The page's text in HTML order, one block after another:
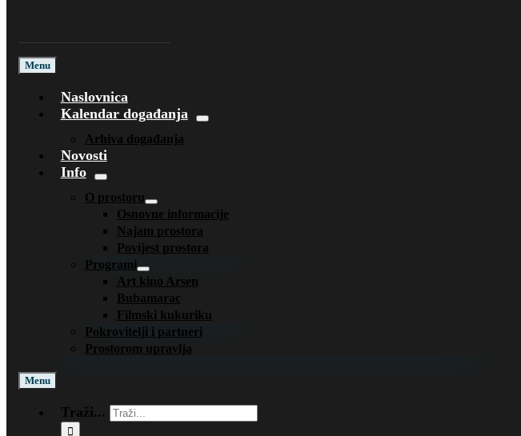
Menu
Naslovnica
Kalendar događanja
Arhiva događanja
Novosti
Info
O prostoru
Osnovne informacije
Najam prostora
Povijest prostora
Programi
Art kino Arsen
Bubamarac
Filmski kukuriku
Pokrovitelji i partneri
Prostorom upravlja
Menu
Traži...